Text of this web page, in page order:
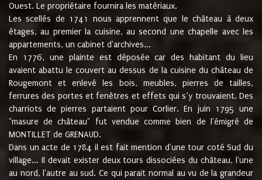
Ouest. Le propriétaire fournira les matériaux.
Les scellés de 1741 nous apprennent que le château à deux
étages, au premier la cuisine, au second une chapelle avec les
appartements, un cabinet d'archives...
En 1776, une plainte est déposée car des habitant du lieu
avaient abattu le couvert au dessus de la cuisine du château de
Rougemont et enlevé les bois, meubles, pierres de tailles,
ferrures des portes et fenêtres et effets qui s’y trouvaient. Des
charriots de pierres partaient pour Corlier. En juin 1795 une
"masure de château" fut vendue comme bien de l'émigré de
MONTILLET de GRENAUD.
Dans un acte de 1784 il est fait mention d'une tour coté Sud du
village... Il devait exister deux tours dissociées du château, l'une
au nord, l'autre au sud. Ce qui parait normal au vu de la grandeur